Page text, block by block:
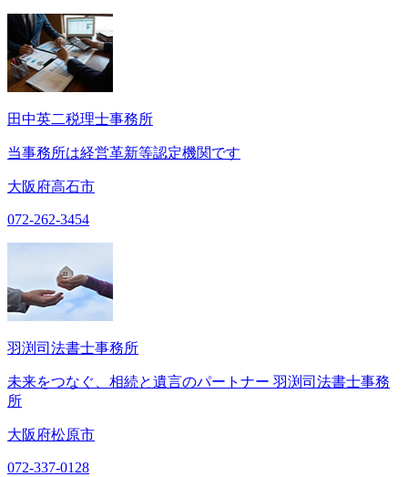
田中英二税理士事務所
当事務所は経営革新等認定機関です
大阪府高石市
072-262-3454
羽渕司法書士事務所
未来をつなぐ、相続と遺言のパートナー 羽渕司法書士事務
所
大阪府松原市
072-337-0128